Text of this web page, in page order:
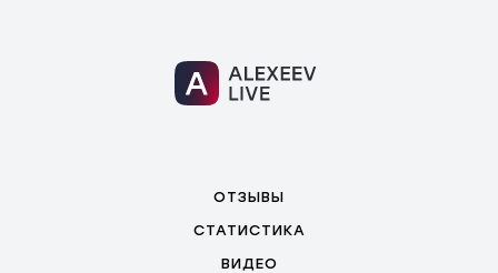
ОТЗЫВЫ
СТАТИСТИКА
ВИДЕО